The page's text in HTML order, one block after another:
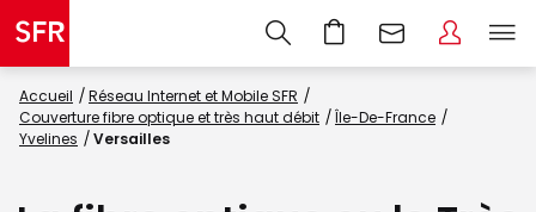
Accueil
Réseau Internet et Mobile SFR
Couverture fibre optique et très haut débit
Île-De-France
Yvelines
Versailles